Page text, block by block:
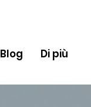
Blog Di più